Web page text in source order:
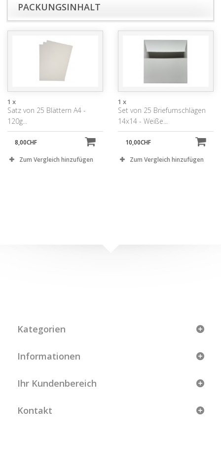
PACKUNGSINHALT
1 x
Satz von 25 Blättern A4 -
120g...
8,00CHF
Zum Vergleich hinzufügen
1 x
Set von 25 Briefumschlägen
14x14 - Weiße...
10,00CHF
Zum Vergleich hinzufügen
Kategorien
Informationen
Ihr Kundenbereich
Kontakt